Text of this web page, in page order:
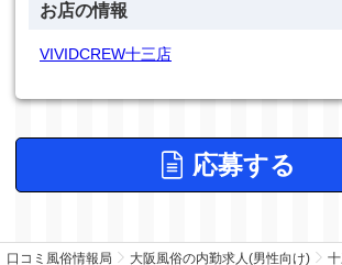
お店の情報
VIVIDCREW十三店
応募する
口コミ風俗情報局 大阪風俗の内勤求人(男性向け)